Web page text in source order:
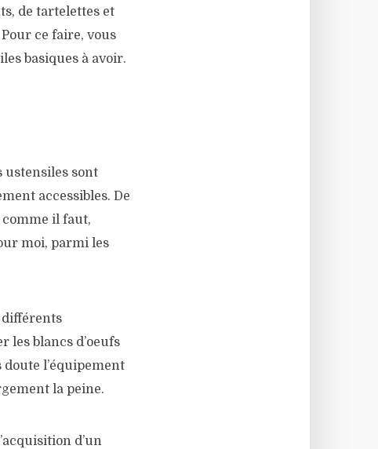
de tartelettes et
ce faire, vous
basiques à avoir.
ustensiles sont
accessibles. De
comme il faut,
moi, parmi les
différents
les blancs d’oeufs
l’équipement
la peine.
d’un